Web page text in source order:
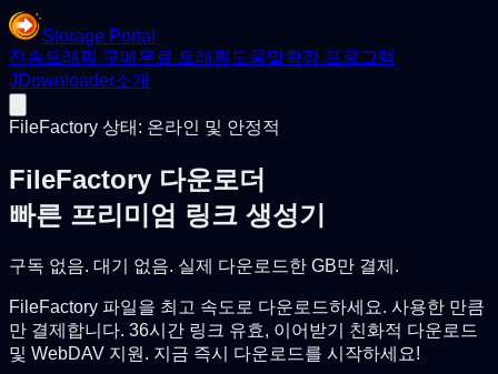
Storage Portal
전송 트래픽 구매 무료 트래픽 도움말확장 프로그램
JDownloader소개
FileFactory 상태: 온라인 및 안정적
FileFactory 다운로더
빠른 프리미엄 링크 생성기
구독 없음. 대기 없음. 실제 다운로드한 GB만 결제.
FileFactory 파일을 최고 속도로 다운로드하세요. 사용한 만큼
만 결제합니다. 36시간 링크 유효, 이어받기 친화적 다운로드
및 WebDAV 지원. 지금 즉시 다운로드를 시작하세요!